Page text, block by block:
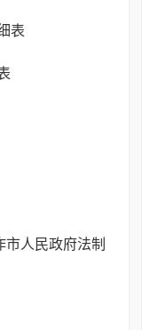
表
人民政府法制